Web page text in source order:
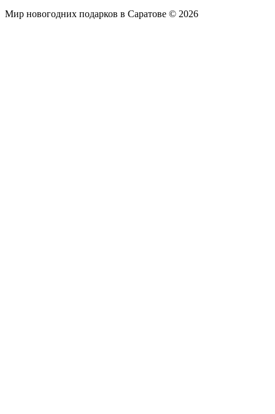
Мир новогодних подарков в Саратове © 2026